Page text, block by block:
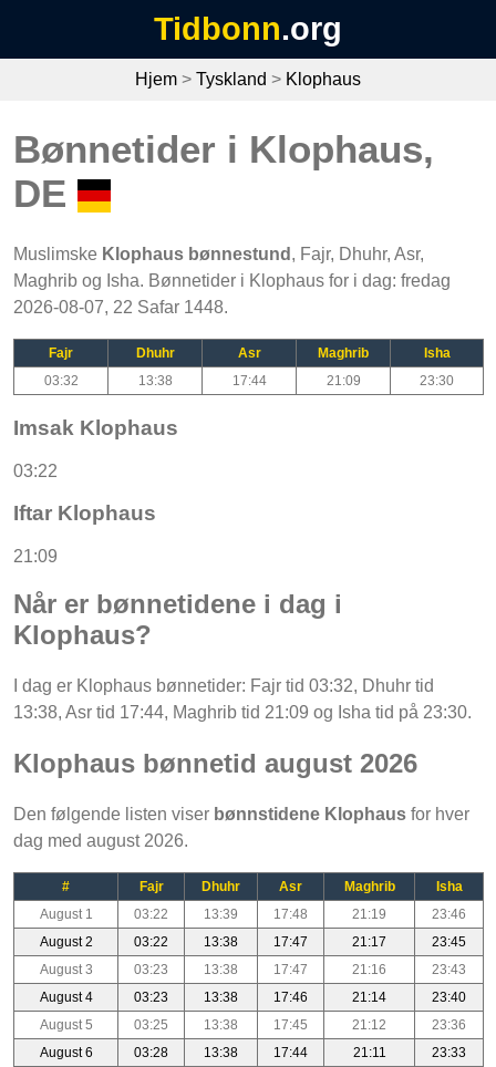
Tidbonn.org
Hjem > Tyskland > Klophaus
Bønnetider i Klophaus,
DE
Muslimske Klophaus bønnestund , Fajr, Dhuhr, Asr,
Maghrib og Isha. Bønnetider i Klophaus for i dag: fredag
2026-08-07, 22 Safar 1448.
Fajr Dhuhr Asr Maghrib
Isha
03:32
13:38 17:44 21:09 23:30
Imsak Klophaus
03:22
Iftar Klophaus
21:09
Når er bønnetidene i dag i
Klophaus?
I dag er Klophaus bønnetider: Fajr tid 03:32, Dhuhr tid
13:38, Asr tid 17:44, Maghrib tid 21:09 og Isha tid på 23:30.
Klophaus bønnetid august 2026
Den følgende listen viser bønnstidene Klophaus for hver
dag med august 2026.
# Fajr Dhuhr Asr Maghrib
Isha
August 1
03:22 13:39 17:48 21:19
23:46
August 2
03:22 13:38 17:47 21:17
23:45
August 3
03:23 13:38 17:47 21:16
23:43
August 4
03:23 13:38 17:46 21:14
23:40
August 5
03:25 13:38 17:45 21:12
23:36
August 6
03:28 13:38 17:44 21:11
23:33